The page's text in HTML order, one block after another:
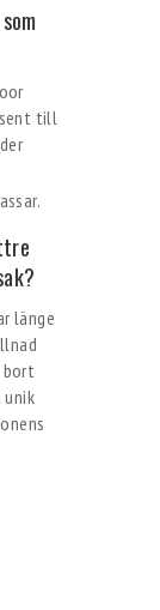
till
länge
bort
unik